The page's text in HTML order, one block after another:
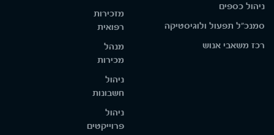
ניהול כספים
סמנכ"ל תפעול ולוגיסטיקה
רכז משאבי אנוש
מזכירות
רפואית
מנהל
מכירות
ניהול
חשבונות
ניהול
פרוייקטים